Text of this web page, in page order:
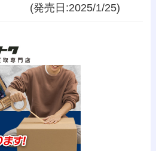
(発売日:2025/1/25)